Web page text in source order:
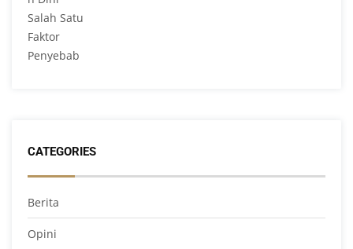
CATEGORIES
Berita
Opini